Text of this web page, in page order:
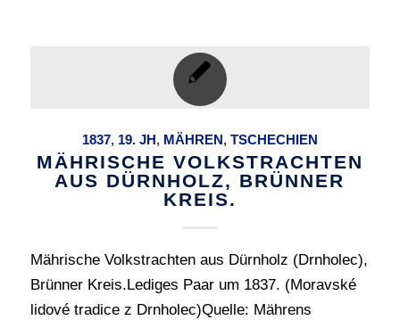
1837, 19. JH, MÄHREN, TSCHECHIEN
MÄHRISCHE VOLKSTRACHTEN
AUS DÜRNHOLZ, BRÜNNER
KREIS.
Mährische Volkstrachten aus Dürnholz (Drnholec),
Brünner Kreis.Lediges Paar um 1837. (Moravské
lidové tradice z Drnholec)Quelle: Mährens